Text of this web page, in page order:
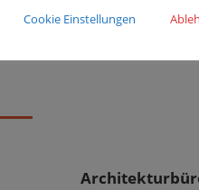
Cookie Einstellungen